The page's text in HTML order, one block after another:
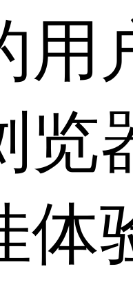
用
览
体